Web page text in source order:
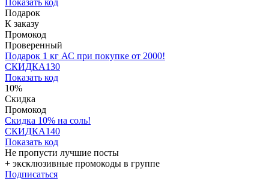
Подарок
К заказу
Промокод
Проверенный
Подарок 1 кг АС при покупке от 2000!
СКИДКА130
Показать код
10%
Скидка
Промокод
Скидка 10% на соль!
СКИДКА140
Показать код
Не пропусти лучшие посты
+ эксклюзивные промокоды в группе
Подписаться